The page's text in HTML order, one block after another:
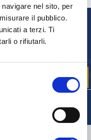
nel sito, per
il pubblico.
a terzi. Ti
o rifiutarli.